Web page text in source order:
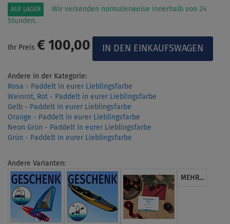
AUF LAGER
Wir versenden normalerweise innerhalb von 24
Stunden.
Ihr Preis € 100,00
Andere in der Kategorie:
Rosa - Paddelt in eurer Lieblingsfarbe
Weinrot, Rot - Paddelt in eurer Lieblingsfarbe
Gelb - Paddelt in eurer Lieblingsfarbe
Orange - Paddelt in eurer Lieblingsfarbe
Neon Grün - Paddelt in eurer Lieblingsfarbe
Grün - Paddelt in eurer Lieblingsfarbe
Andere Varianten:
MEHR...